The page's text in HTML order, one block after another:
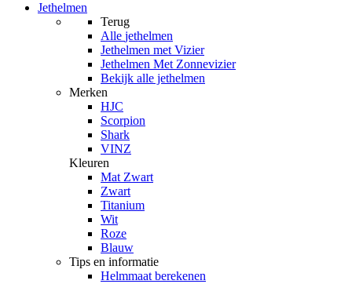
Jethelmen
Terug
Alle jethelmen
Jethelmen met Vizier
Jethelmen Met Zonnevizier
Bekijk alle jethelmen
Merken
HJC
Scorpion
Shark
VINZ
Kleuren
Mat Zwart
Zwart
Titanium
Wit
Roze
Blauw
Tips en informatie
Helmmaat berekenen